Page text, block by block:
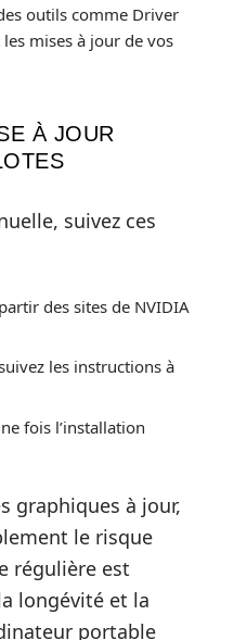
outils comme Driver
mises à jour de vos
À JOUR
suivez ces
des sites de NVIDIA
les instructions à
fois l’installation
graphiques à jour,
le risque
régulière est
longévité et la
portable